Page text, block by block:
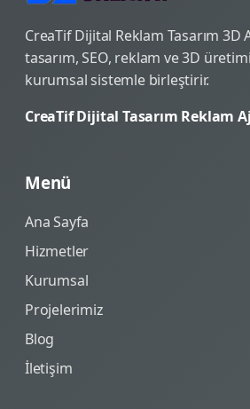
CreaTif Dijital Reklam Tasarım 3D
tasarım, SEO, reklam ve 3D
kurumsal sistemle birleştirir.
CreaTif Dijital Tasarım Reklam
Menü
Ana Sayfa
Hizmetler
Kurumsal
Projelerimiz
Blog
İletişim